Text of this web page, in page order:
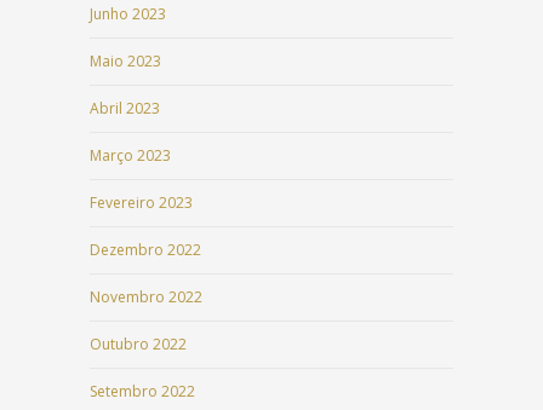
Junho 2023
Maio 2023
Abril 2023
Março 2023
Fevereiro 2023
Dezembro 2022
Novembro 2022
Outubro 2022
Setembro 2022